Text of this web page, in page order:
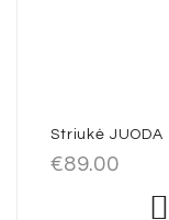
Striukė JUODA
€89.00